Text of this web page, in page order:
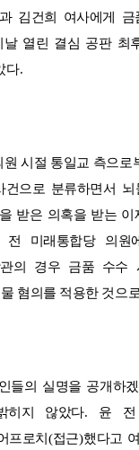
김건희 여사에게
열린 결심 공판 최
다.
시절 통일교 측으
건으로 분류하면서
받은 의혹을 받는
미래통합당 의원
의 경우 금품 수수
혐의를 적용한 것으
들의 실명을 공개하
히지 않았다. 윤
프로치 (접근)했다고